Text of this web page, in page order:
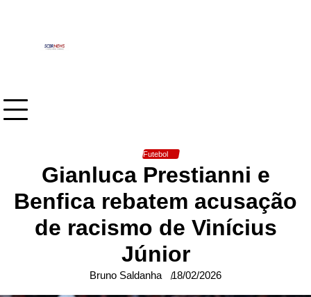
Futebol
Gianluca Prestianni e
Benfica rebatem acusação
de racismo de Vinícius
Júnior
Bruno Saldanha 18/02/2026